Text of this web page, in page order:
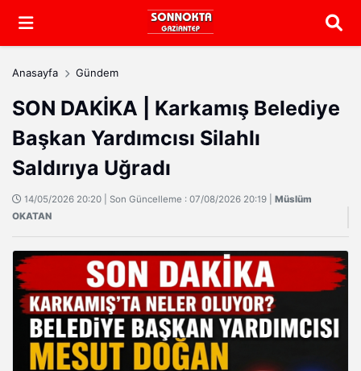
Arama
Anasayfa Gündem
SON DAKİKA | Karkamış Belediye
Başkan Yardımcısı Silahlı
Saldırıya Uğradı
14/05/2026 20:20 | Son Güncelleme : 07/08/2026 20:19 | Müslüm
OKATAN